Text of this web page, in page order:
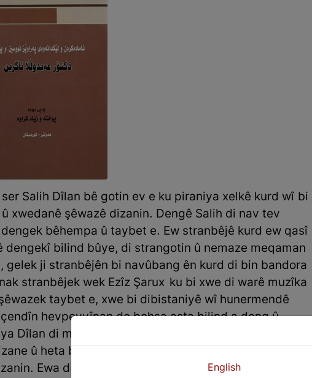
Salih Dîlan bê gotin ev e ku piraniya xelkê kurd wî bi
xwedanê şêwazê dizanin. Dengê Salih di nav tev
bêhempa û taybet e. Ew stranbêjê kurd ew qasî
dengekî bilind bûye, di strangotin û nemaze meqaman
gelek ji stranbêjên bi navûbang ên kurd di bin bandora
stranbêjek wek Ezîz Şarux ku bi xwe di warê muzîka
taybet e, xwe bi dibistaniyê wî hunermendê
hevpeyvînan de behsa asta bilind a deng û
Dîlan di muzîkê de dike. Lê ya ecêb ew e ku Dîlan xwe
û heta behs dikin ku bi wê yekê aciz bûye ku xelk
Ewa di halekê de ye ku asta huneriya wî di stranê
English